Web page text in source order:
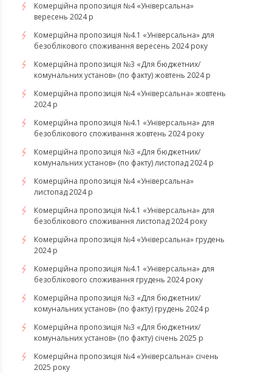
Комерційна пропозиція №4 «Універсальна»
вересень 2024 р
Комерційна пропозиція №4.1 «Універсальна» для
безоблікового споживання вересень 2024 року
Комерційна пропозиція №3 «Для бюджетних/
комунальних установ» (по факту) жовтень 2024 р
Комерційна пропозиція №4 «Універсальна» жовтень
2024 р
Комерційна пропозиція №4.1 «Універсальна» для
безоблікового споживання жовтень 2024 року
Комерційна пропозиція №3 «Для бюджетних/
комунальних установ» (по факту) листопад 2024 р
Комерційна пропозиція №4 «Універсальна»
листопад 2024 р
Комерційна пропозиція №4.1 «Універсальна» для
безоблікового споживання листопад 2024 року
Комерційна пропозиція №4 «Універсальна» грудень
2024 р
Комерційна пропозиція №4.1 «Універсальна» для
безоблікового споживання грудень 2024 року
Комерційна пропозиція №3 «Для бюджетних/
комунальних установ» (по факту) грудень 2024 р
Комерційна пропозиція №3 «Для бюджетних/
комунальних установ» (по факту) січень 2025 р
Комерційна пропозиція №4 «Універсальна» січень
2025 року